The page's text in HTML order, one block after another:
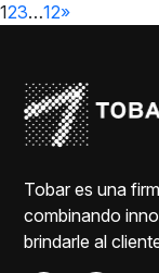
123…12»
Tobar es una
combinando
brindarle al